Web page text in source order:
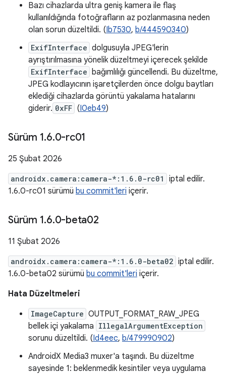
Bazı cihazlarda ultra geniş kamera ile flaş
kullanıldığında fotoğrafların az pozlanmasına neden
olan sorun düzeltildi. (Ib7530, b/444590340)
ExifInterface dolgusuyla JPEG'lerin
ayrıştırılmasına yönelik düzeltmeyi içerecek şekilde
ExifInterface bağımlılığı güncellendi. Bu düzeltme,
JPEG kodlayıcının işaretçilerden önce dolgu baytları
eklediği cihazlarda görüntü yakalama hatalarını
giderir. 0xFF (I0eb49)
Sürüm 1.6.0-rc01
25 Şubat 2026
androidx.camera:camera-*:1.6.0-rc01
iptal edilir.
1.6.0-rc01 sürümü bu commit'leri içerir.
Sürüm 1.6.0-beta02
11 Şubat 2026
androidx.camera:camera-*:1.6.0-beta02 iptal edilir.
1.6.0-beta02 sürümü bu commit'leri içerir.
Hata Düzeltmeleri
ImageCapture OUTPUT_FORMAT_RAW_JPEG
bellek içi yakalama IllegalArgumentException
sorunu düzeltildi. (Id4eec, b/479990902)
AndroidX Media3 muxer'a taşındı. Bu düzeltme
sayesinde 1: beklenmedik kesintiler veya uygulama